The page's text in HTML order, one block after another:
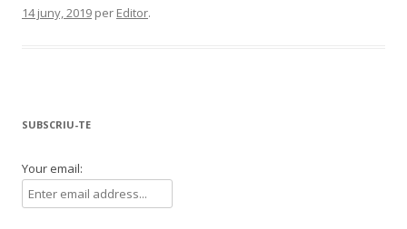
14 juny, 2019 per Editor.
SUBSCRIU-TE
Your email: